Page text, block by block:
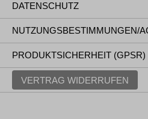
DATENSCHUTZ
NUTZUNGSBESTIMMUNGEN/
PRODUKTSICHERHEIT (GPSR)
VERTRAG WIDERRUFEN